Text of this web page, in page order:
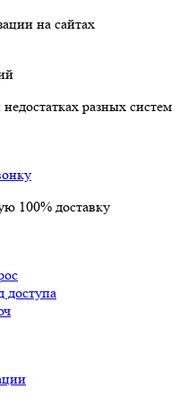
на сайтах
разных систем
100% доставку
доступа